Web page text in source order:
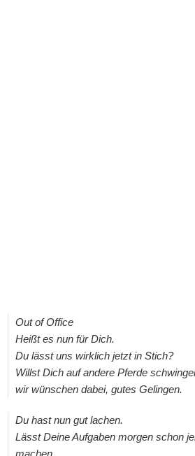
Out of Office
Heißt es nun für Dich.
Du lässt uns wirklich jetzt in Stich?
Willst Dich auf andere Pferde
wir wünschen dabei, gutes Gelingen.
Du hast nun gut lachen.
Lässt Deine Aufgaben morgen schon
machen.